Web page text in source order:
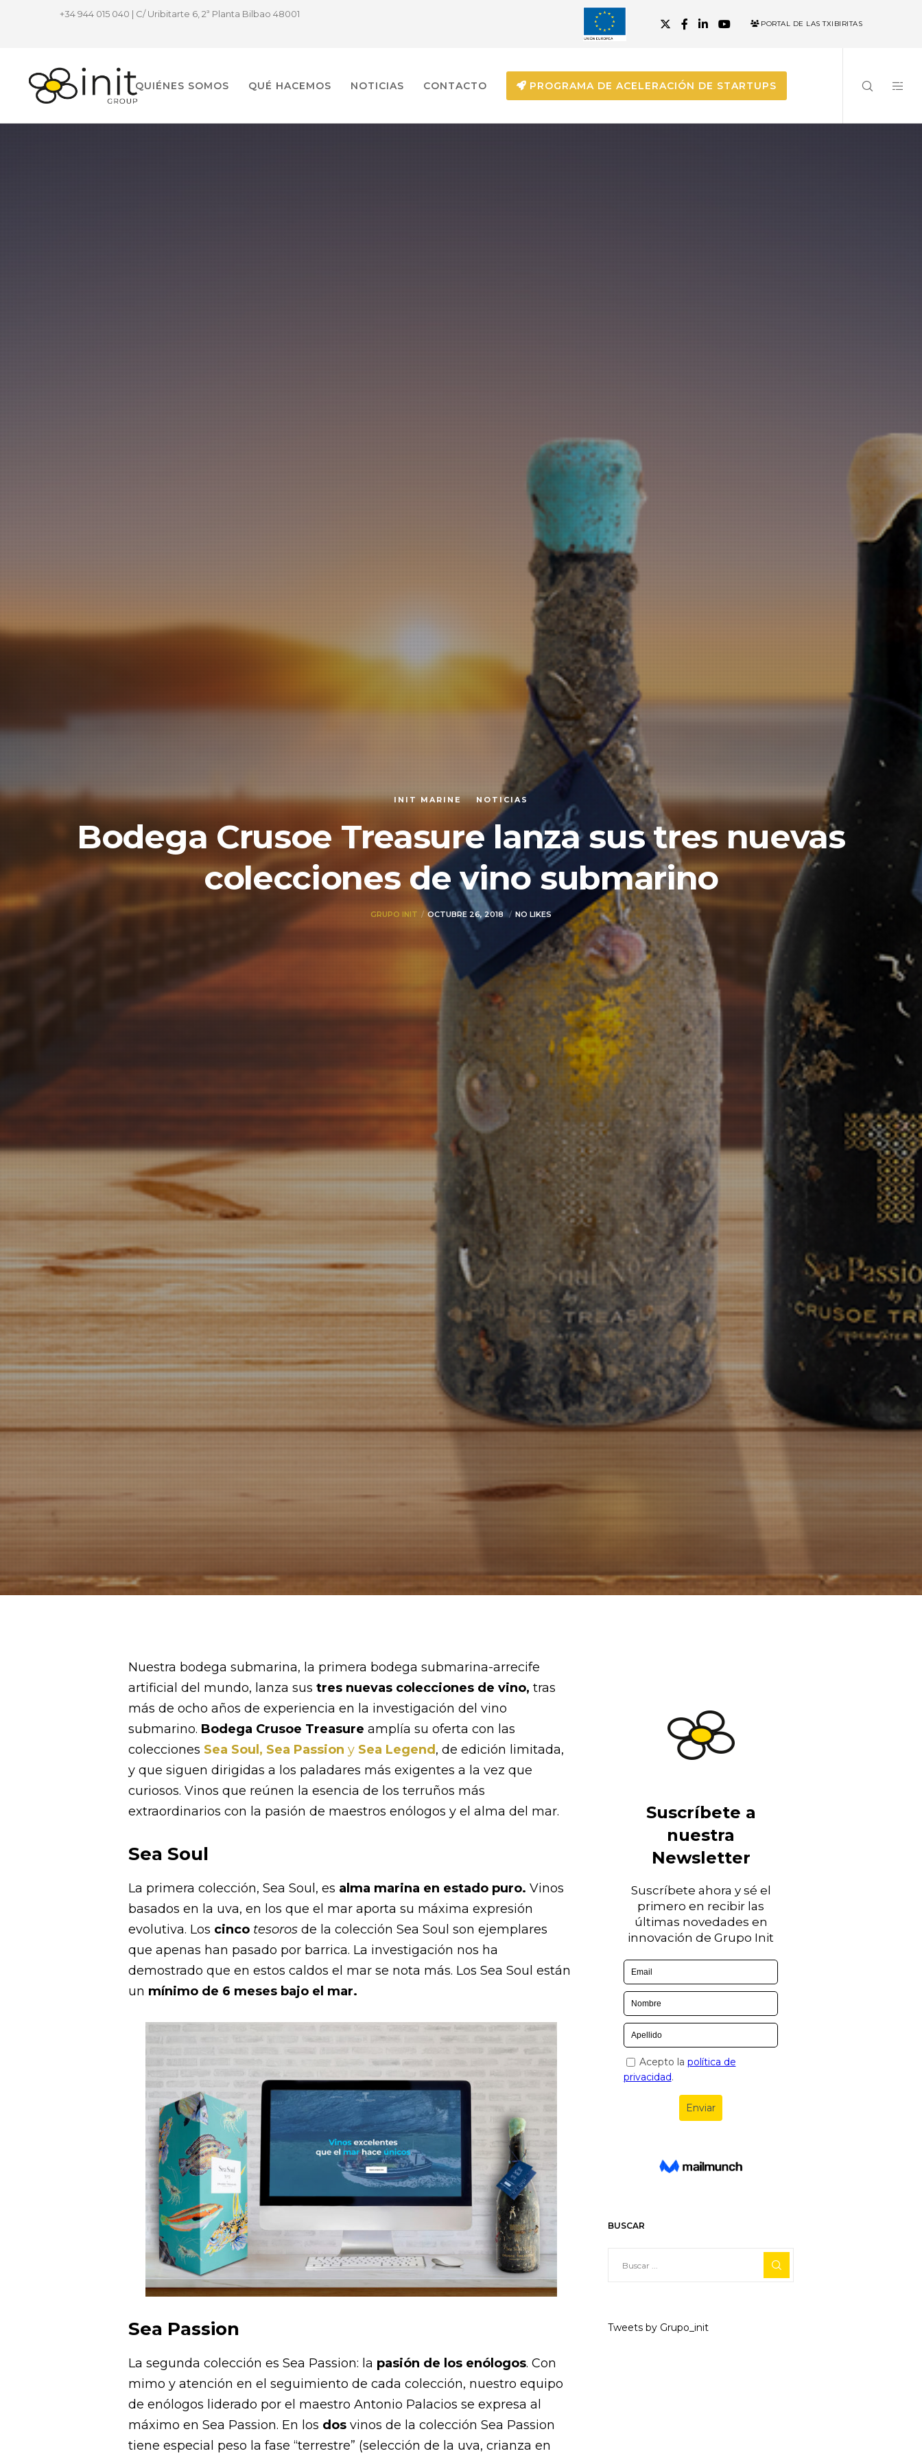
+34 944 015 040 | C/ Uribitarte 6, 2ª Planta Bilbao 48001
PORTAL DE LAS TXIBIRITAS
QUIÉNES SOMOS QUÉ HACEMOS NOTICIAS CONTACTO PROGRAMA DE ACELERACIÓN DE STARTUPS
INIT MARINE NOTICIAS
Bodega Crusoe Treasure lanza sus tres nuevas
colecciones de vino submarino
GRUPO INIT OCTUBRE 26, 2018 NO LIKES
Nuestra bodega submarina, la primera bodega submarina-arrecife
artificial del mundo, lanza sus tres nuevas colecciones de vino, tras
más de ocho años de experiencia en la investigación del vino
submarino. Bodega Crusoe Treasure amplía su oferta con las
colecciones Sea Soul, Sea Passion y Sea Legend , de edición limitada,
y que siguen dirigidas a los paladares más exigentes a la vez que
curiosos. Vinos que reúnen la esencia de los terruños más
extraordinarios con la pasión de maestros enólogos y el alma del mar.
Sea Soul
La primera colección, Sea Soul, es alma marina en estado puro. Vinos
basados en la uva, en los que el mar aporta su máxima expresión
evolutiva. Los cinco tesoros de la colección Sea Soul son ejemplares
que apenas han pasado por barrica. La investigación nos ha
demostrado que en estos caldos el mar se nota más. Los Sea Soul están
un mínimo de 6 meses bajo el mar.
Sea Passion
La segunda colección es Sea Passion: la pasión de los enólogos. Con
mimo y atención en el seguimiento de cada colección, nuestro equipo
de enólogos liderado por el maestro Antonio Palacios se expresa al
máximo en Sea Passion. En los dos vinos de la colección Sea Passion
tiene especial peso la fase “terrestre” (selección de la uva, crianza en
BUSCAR
Tweets by Grupo_init